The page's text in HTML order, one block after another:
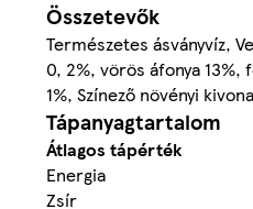
Összetevők
Természetes ásványvíz,
0, 2%, vörös áfonya
1%, Színező növényi
Tápanyagtartalom
Átlagos tápérték
Energia
Zsír